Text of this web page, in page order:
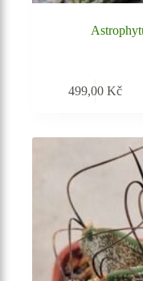
499,00Kč